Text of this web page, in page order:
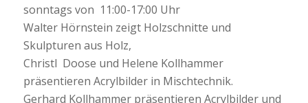
sonntags von 11:00-17:00 Uhr
Walter Hörnstein zeigt Holzschnitte und
Skulpturen aus Holz,
Christl Doose und Helene Kollhammer
präsentieren Acrylbilder in Mischtechnik.
Gerhard Kollhammer präsentieren Acrylbilder und